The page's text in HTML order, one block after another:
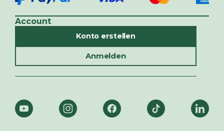
Account
Konto erstellen
Anmelden